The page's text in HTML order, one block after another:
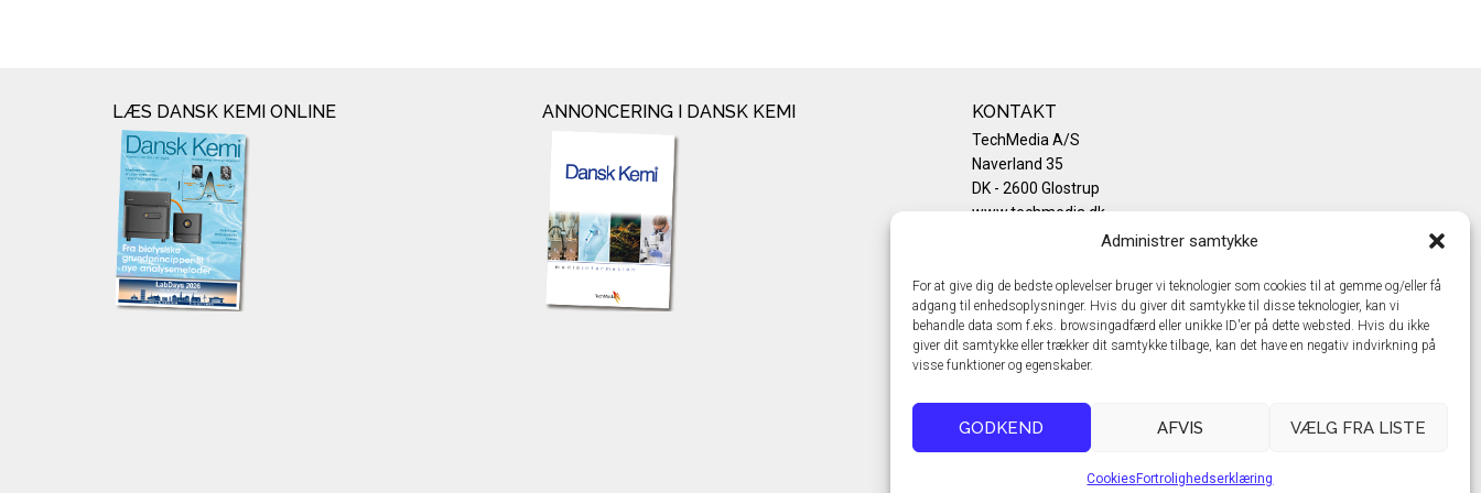
Administrer samtykke
For at give dig de bedste oplevelser bruger vi teknologier som cookies til at gemme og/eller få
adgang til enhedsoplysninger. Hvis du giver dit samtykke til disse teknologier, kan vi
behandle data som f.eks. browsingadfærd eller unikke ID'er på dette websted. Hvis du ikke
giver dit samtykke eller trækker dit samtykke tilbage, kan det have en negativ indvirkning på
visse funktioner og egenskaber.
GODKEND AFVIS VÆLG FRA LISTE
Cookies Fortrolighedserklæring
LÆS DANSK KEMI ONLINE ANNONCERING I DANSK KEMI KONTAKT
TechMedia A/S
Naverland 35
DK - 2600 Glostrup
www.techmedia.dk
Telefon: +45 43 24 26 28
Privatlivspolitik
Cookiepolitik